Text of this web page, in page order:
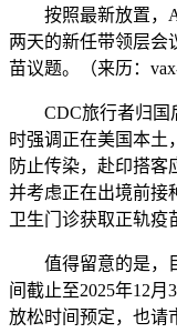
按照最新放置，
两天的新任带领层会
苗议题。（来历：
CDC旅行者归国后
时强调正在美国本土
防止传染，赴印搭客
并考虑正在出境前接
卫生门诊获取正轨疫
值得留意的是，目
间截止至2025年12
放松时间预定，也请